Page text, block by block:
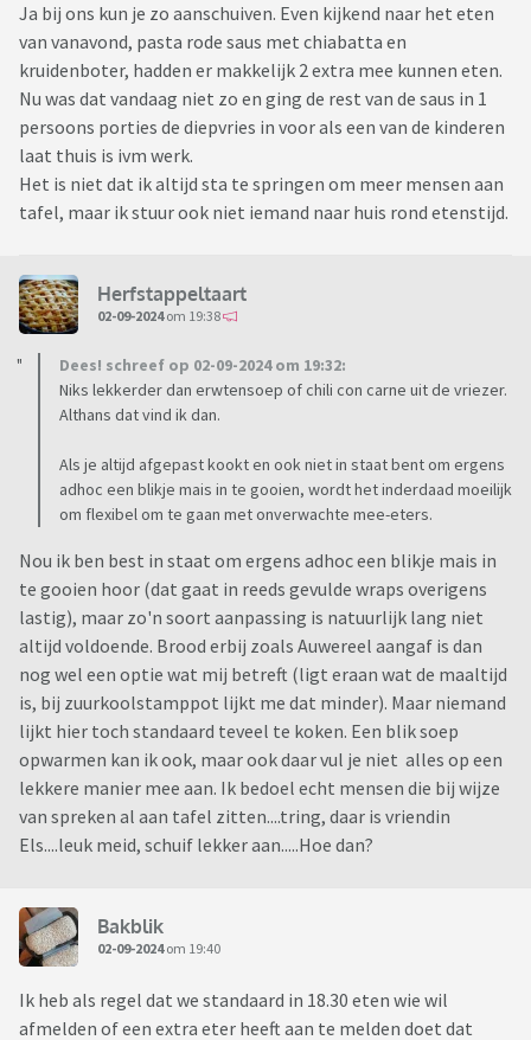
Ja bij ons kun je zo aanschuiven. Even kijkend naar het eten
van vanavond, pasta rode saus met chiabatta en
kruidenboter, hadden er makkelijk 2 extra mee kunnen eten.
Nu was dat vandaag niet zo en ging de rest van de saus in 1
persoons porties de diepvries in voor als een van de kinderen
laat thuis is ivm werk.
Het is niet dat ik altijd sta te springen om meer mensen aan
tafel, maar ik stuur ook niet iemand naar huis rond etenstijd.
Herfstappeltaart
02-09-2024om 19:38
Dees! schreef op 02-09-2024 om 19:32:
Niks lekkerder dan erwtensoep of chili con carne uit de vriezer.
Althans dat vind ik dan.
Als je altijd afgepast kookt en ook niet in staat bent om ergens
adhoc een blikje mais in te gooien, wordt het inderdaad moeilijk
om flexibel om te gaan met onverwachte mee-eters.
Nou ik ben best in staat om ergens adhoc een blikje mais in
te gooien hoor (dat gaat in reeds gevulde wraps overigens
lastig), maar zo'n soort aanpassing is natuurlijk lang niet
altijd voldoende. Brood erbij zoals Auwereel aangaf is dan
nog wel een optie wat mij betreft (ligt eraan wat de maaltijd
is, bij zuurkoolstamppot lijkt me dat minder). Maar niemand
lijkt hier toch standaard teveel te koken. Een blik soep
opwarmen kan ik ook, maar ook daar vul je niet alles op een
lekkere manier mee aan. Ik bedoel echt mensen die bij wijze
van spreken al aan tafel zitten....tring, daar is vriendin
Els....leuk meid, schuif lekker aan.....Hoe dan?
Bakblik
02-09-2024om 19:40
Ik heb als regel dat we standaard in 18.30 eten wie wil
afmelden of een extra eter heeft aan te melden doet dat